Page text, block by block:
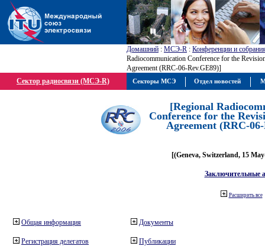
Домашний : МСЭ-R : Конференции и
Radiocommunication Conference for the
Agreement (RRC-06-Rev.GE89)]
Сектор радиосвязи (МСЭ-R)
[Regional
Conference for the
Agreement (RRC-
[(Geneva, Switzerland, 15
Заключительные
Расширить все
Общая информация
Регистрация делегатов
Документы
Публикации
Секторы МСЭ Отдел новостей